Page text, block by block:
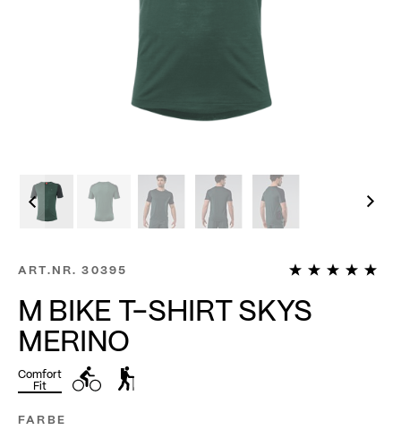
ART.NR. 30395
M BIKE T-SHIRT SKYS
MERINO
Comfort
Fit
FARBE